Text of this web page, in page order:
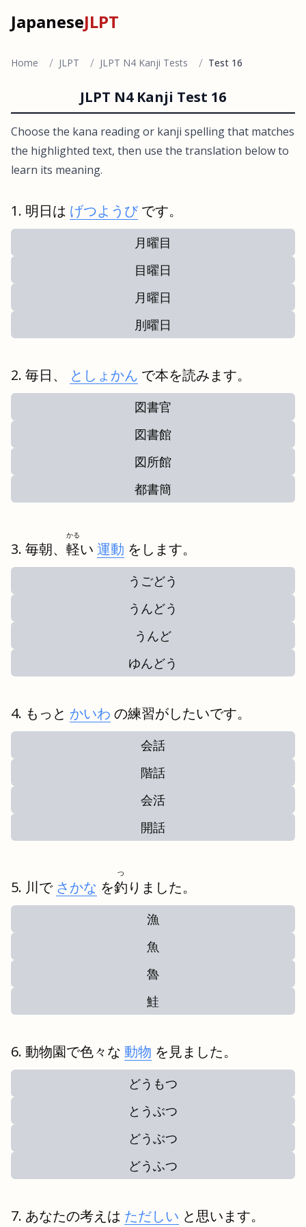
JapaneseJLPT
Home / JLPT / JLPT N4 Kanji Tests / Test 16
JLPT N4 Kanji Test 16
Choose the kana reading or kanji spelling that matches
the highlighted text, then use the translation below to
learn its meaning.
明日は げつようび です。
月曜目
目曜日
月曜日
刖曜日
毎日、 としょかん で本を読みます。
図書官
図書館
図所館
都書簡
毎朝、 軽
かる
い 運動 をします。
うごどう
うんどう
うんど
ゆんどう
もっと かいわ の練習がしたいです。
会話
階話
会活
開話
川で さかな を釣
つ
りました。
漁
魚
魯
鮭
動物園で色々な 動物 を見ました。
どうもつ
とうぶつ
どうぶつ
どうふつ
あなたの考えは ただしい と思います。